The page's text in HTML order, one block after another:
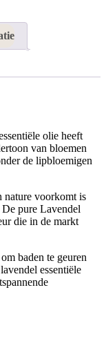
olie heeft
van bloemen
de lipbloemigen
nature voorkomt is
pure Lavendel
die in de markt
baden te geuren
essentiële